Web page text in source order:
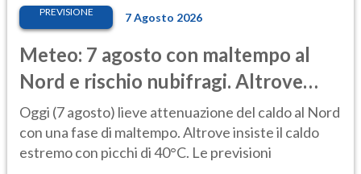
PREVISIONE 7 Agosto 2026
Meteo: 7 agosto con maltempo al
Nord e rischio nubifragi. Altrove
caldo estremo
Oggi (7 agosto) lieve attenuazione del caldo al Nord
con una fase di maltempo. Altrove insiste il caldo
estremo con picchi di 40°C. Le previsioni